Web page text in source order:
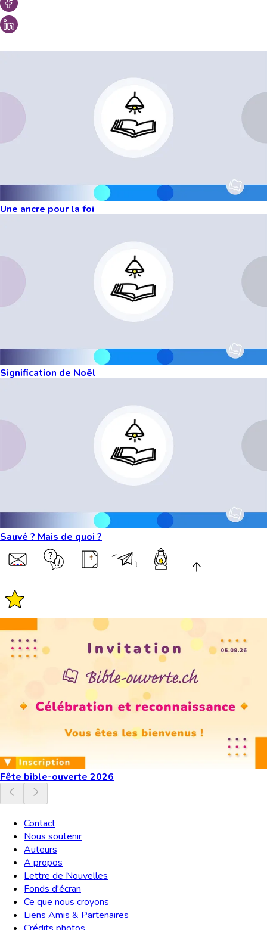
Une ancre pour la foi
Signification de Noël
Sauvé ? Mais de quoi ?
Fête bible-ouverte 2026
Contact
Nous soutenir
Auteurs
A propos
Lettre de Nouvelles
Fonds d'écran
Ce que nous croyons
Liens Amis & Partenaires